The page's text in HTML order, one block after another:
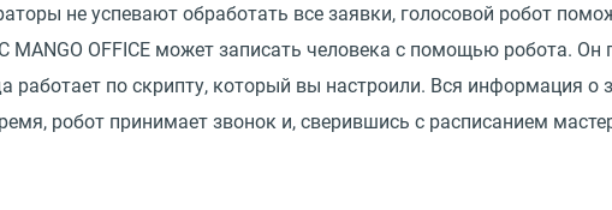
не успевают обработать все заявки, голосовой робот
MANGO OFFICE может записать человека с помощью робота.
работает по скрипту, который вы настроили. Вся информация о
робот принимает звонок и, сверившись с расписанием